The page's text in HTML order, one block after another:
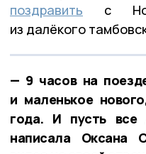
поздравить с
из далёкого
— 9 часов на
и маленькое
года. И пусть все
написала Оксана